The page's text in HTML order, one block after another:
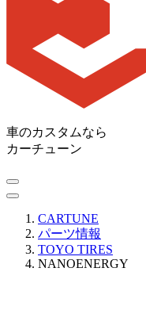
車のカスタムなら
カーチューン
CARTUNE
パーツ情報
TOYO TIRES
NANOENERGY